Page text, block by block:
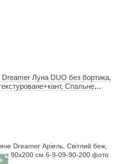
Dreamer Луна DUO без бортика,
Спальне